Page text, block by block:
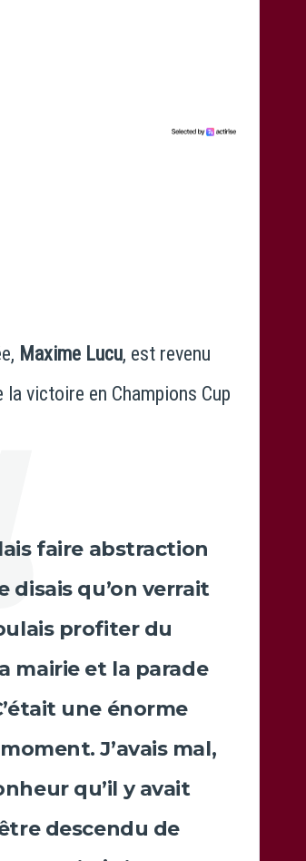
Maxime Lucu, est revenu
victoire en Champions Cup
faire abstraction
disais qu’on verrait
profiter du
mairie et la parade
une énorme
J’avais mal,
qu’il y avait
descendu de